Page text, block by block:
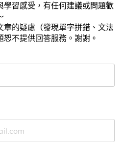
學習感受，有任何建議或問題歡
的疑慮（發現單字拼錯、文法
不提供回答服務。謝謝。